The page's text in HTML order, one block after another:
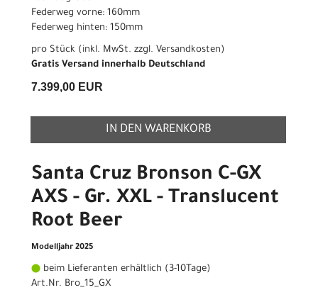
Federweg vorne: 160mm
Federweg hinten: 150mm
pro Stück (inkl. MwSt. zzgl. Versandkosten)
Gratis Versand innerhalb Deutschland
7.399,00 EUR
IN DEN WARENKORB
Santa Cruz Bronson C-GX
AXS - Gr. XXL - Translucent
Root Beer
Modelljahr 2025
beim Lieferanten erhältlich (3-10Tage)
Art.Nr. Bro_15_GX